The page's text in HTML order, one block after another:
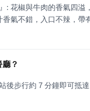
』
香氣不錯，入口不辣，帶
？
後步行約 7 分鐘即可抵達